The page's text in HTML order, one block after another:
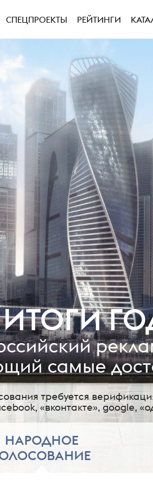
СПЕЦПРОЕКТЫ РЕЙТИНГИ
ИТОГИ
самые
требуется
«вконтакте», google,
НАРОДНОЕ